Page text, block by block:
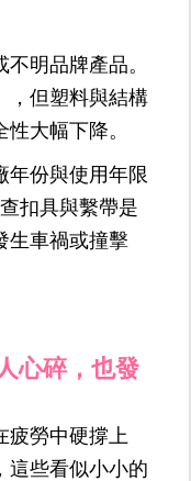
明品牌產品。
，但塑料與結構
大幅下降。
份與使用年限
扣具與繫帶是
生車禍或撞擊
心碎，也發
疲勞中硬撐上
這些看似小小的